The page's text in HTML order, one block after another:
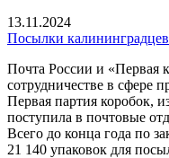
13.11.2024
Посылки
Почта России и «Первая
сотрудничестве в сфере
Первая партия коробок,
поступила в почтовые
Всего до конца года по
21 140 упаковок для